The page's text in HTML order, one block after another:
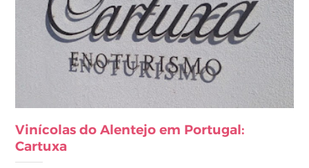
Vinícolas do Alentejo em Portugal:
Cartuxa